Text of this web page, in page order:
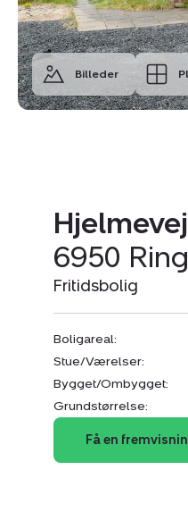
Billeder
6950
Fritidsbolig
Boligareal:
Stue/Værelser:
Bygget/Ombygget:
Grundstørrelse:
Få en